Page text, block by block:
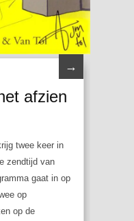
→
afzien
twee keer in
zendtijd van
gaat in op
op
op de